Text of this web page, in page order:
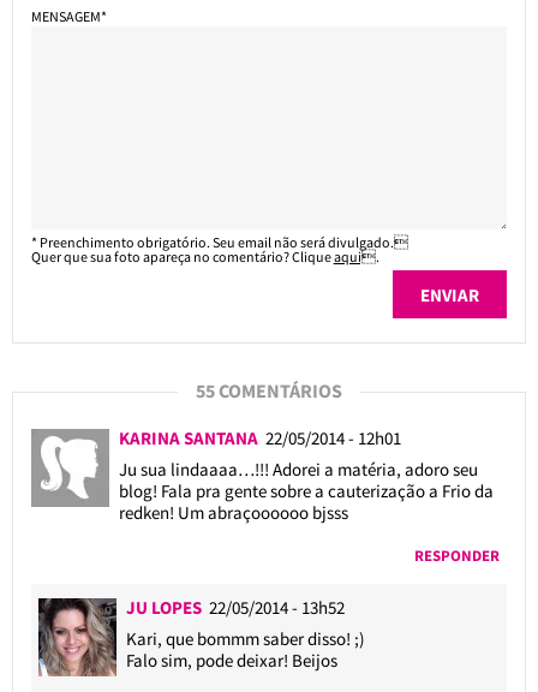
MENSAGEM*
* Preenchimento obrigatório. Seu email não será divulgado.
Quer que sua foto apareça no comentário? Cliqueaqui.
55 COMENTÁRIOS
KARINA SANTANA 22/05/2014 - 12h01
Ju sua lindaaaa…!!! Adorei a matéria, adoro seu
blog! Fala pra gente sobre a cauterização a Frio da
redken! Um abraçoooooo bjsss
RESPONDER
JU LOPES 22/05/2014 - 13h52
Kari, que bommm saber disso! ;)
Falo sim, pode deixar! Beijos